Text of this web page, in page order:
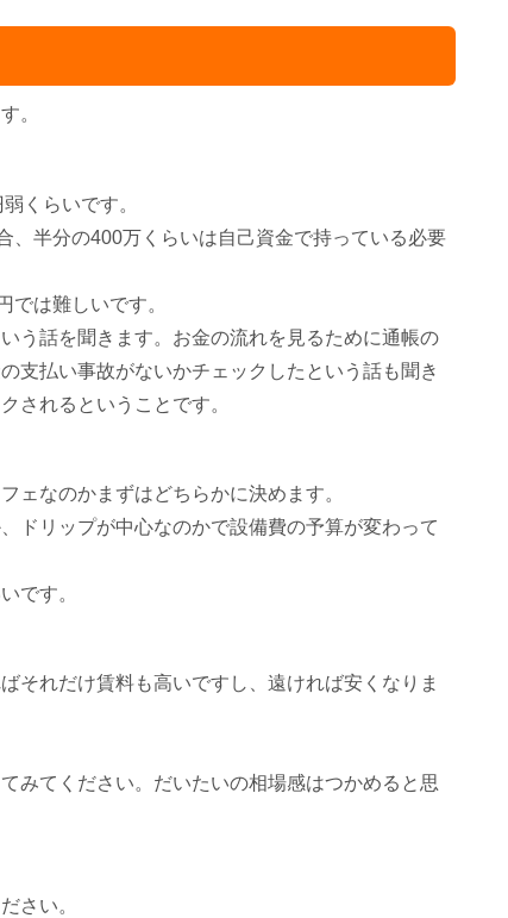
。
くらいです。
、半分の400万くらいは自己資金で持っている必要
では難しいです。
う話を聞きます。お金の流れを見るために通帳の
支払い事故がないかチェックしたという話も聞き
されるということです。
ェなのかまずはどちらかに決めます。
ドリップが中心なのかで設備費の予算が変わって
です。
それだけ賃料も高いですし、遠ければ安くなりま
みてください。だいたいの相場感はつかめると思
さい。